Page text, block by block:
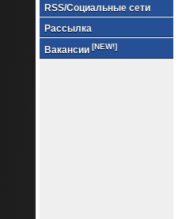
RSS/Социальные сети
Рассылка
Вакансии [NEW!]